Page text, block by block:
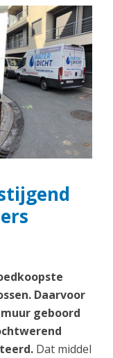
Daarvoor
geboord
Dat middel